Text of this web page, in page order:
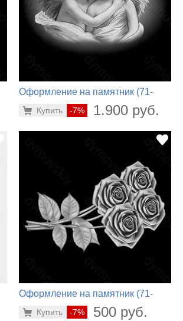
Оформление на памятник (71-
-7% 1.900 руб.
Купить
Оформление на памятник (71-
-7% 500 руб.
Купить